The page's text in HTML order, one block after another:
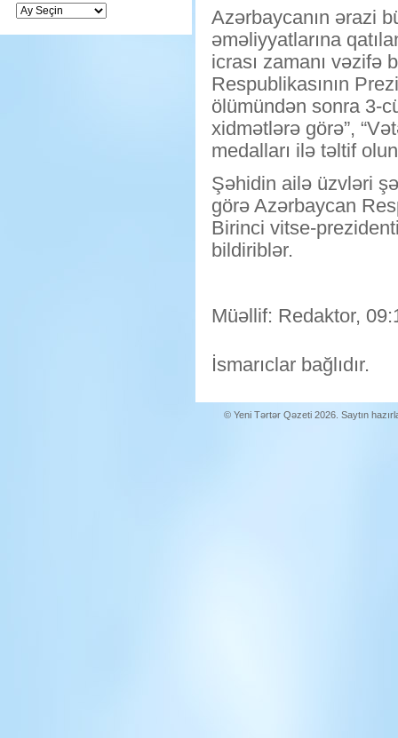
Arxiv
Azərbaycanın ərazi
əməliyyatlarına
icrası zamanı vəzifə
Respublikasının
ölümündən sonra 3-
xidmətlərə görə”,
medalları ilə təltif
Şəhidin ailə üzvləri
görə Azərbaycan
Birinci vitse-
bildiriblər.
Müəllif: Redaktor,
İsmarıclar bağlıdır.
© Yeni Tərtər Qəzeti 2026. Saytın